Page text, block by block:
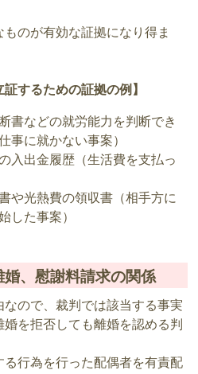
のが有効な証拠になり得ま
するための証拠の例】
書などの就労能力を判断でき
事に就かない事案）
入出金履歴（生活費を支払っ
や光熱費の領収書（相手方に
した事案）
婚、慰謝料請求の関係
ので、裁判では該当する事実
を拒否しても離婚を認める判
る行為を行った配偶者を有責配